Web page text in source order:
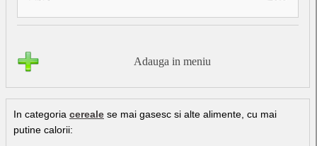
Adauga in meniu
In categoria cereale se mai gasesc si alte alimente, cu mai
putine calorii: